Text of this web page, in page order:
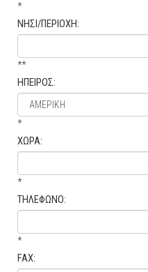
*
ΝΗΣΙ/ΠΕΡΙΟΧΗ:
**
ΗΠΕΙΡΟΣ:
*
ΧΩΡΑ:
*
ΤΗΛΕΦΩΝΟ:
*
FAX: